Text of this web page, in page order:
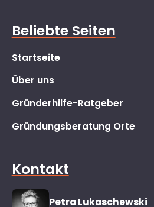
Beliebte Seiten
Startseite
Über uns
Gründerhilfe-Ratgeber
Gründungsberatung Orte
Kontakt
Petra Lukaschewski